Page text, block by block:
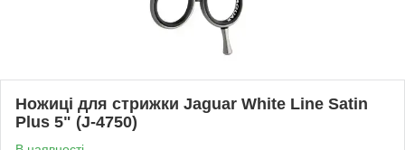
Ножиці для стрижки Jaguar White Line Satin
Plus 5" (J-4750)